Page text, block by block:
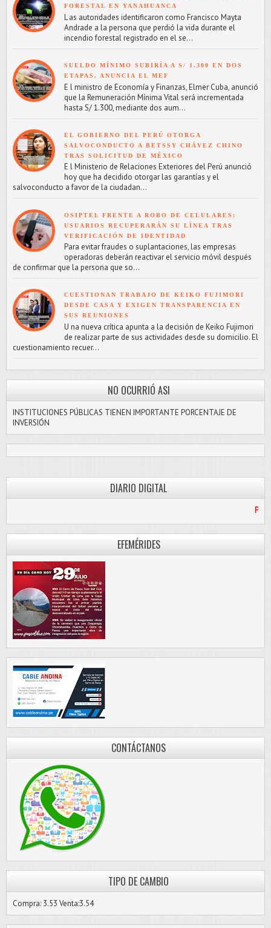
FORESTAL EN YANAHUANCA
L as autoridades identificaron como Francisco Mayta
Andrade a la persona que perdió la vida durante el
incendio forestal registrado en el se...
SUELDO MÍNIMO SUBIRÍA A S/ 1.300 EN DOS
ETAPAS, ANUNCIA EL MEF
E l ministro de Economía y Finanzas, Elmer Cuba, anunció
que la Remuneración Mínima Vital será incrementada
hasta S/ 1.300, mediante dos aum...
EL GOBIERNO DEL PERÚ OTORGA
SALVOCONDUCTO A BETSSY CHÁVEZ CHINO
TRAS SOLICITUD DE MÉXICO
E l Ministerio de Relaciones Exteriores del Perú anunció
hoy que ha decidido otorgar las garantías y el
salvoconducto a favor de la ciudadan...
OSIPTEL FRENTE A ROBO DE CELULARES:
USUARIOS RECUPERARÁN SU LÍNEA TRAS
VERIFICACIÓN DE IDENTIDAD
Para evitar fraudes o suplantaciones, las empresas
operadoras deberán reactivar el servicio móvil después
de confirmar que la persona que so...
CUESTIONAN TRABAJO DE KEIKO FUJIMORI
DESDE CASA Y EXIGEN TRANSPARENCIA EN
SUS REUNIONES
U na nueva crítica apunta a la decisión de Keiko Fujimori
de realizar parte de sus actividades desde su domicilio. El
cuestionamiento recuer...
NO OCURRIÓ ASI
INSTITUCIONES PÚBLICAS TIENEN IMPORTANTE PORCENTAJE DE
INVERSIÓN
DIARIO DIGITAL
EFEMÉRIDES
CONTÁCTANOS
TIPO DE CAMBIO
Compra: 3.53 Venta:3.54